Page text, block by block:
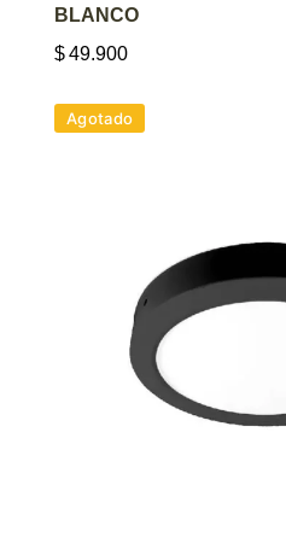
BLANCO
$49.900
Agotado